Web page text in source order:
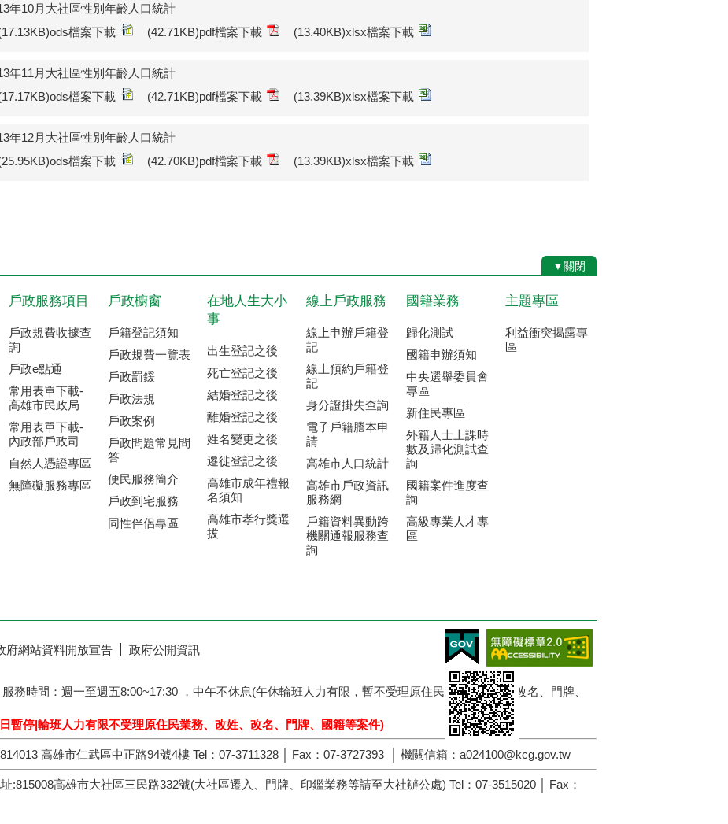
年10月大社區性別年齡人口統計
檔案下載
(42.71KB)pdf檔案下載 (13.40KB)xlsx檔案下載
年11月大社區性別年齡人口統計
檔案下載
(42.71KB)pdf檔案下載 (13.39KB)xlsx檔案下載
年12月大社區性別年齡人口統計
檔案下載
(42.70KB)pdf檔案下載 (13.39KB)xlsx檔案下載
▼關閉
戶政服務項目
戶政規費收據查
詢
戶政e點通
常用表單下載-
高雄市民政局
常用表單下載-
內政部戶政司
自然人憑證專區
無障礙服務專區
戶政櫥窗
戶籍登記須知
戶政規費一覽表
戶政罰鍰
戶政法規
戶政案例
戶政問題常見問
答
便民服務簡介
戶政到宅服務
同性伴侶專區
在地人生大小
事
出生登記之後
死亡登記之後
結婚登記之後
離婚登記之後
姓名變更之後
遷徙登記之後
高雄市成年禮報
名須知
高雄市孝行獎選
拔
線上戶政服務
線上申辦戶籍登
記
線上預約戶籍登
記
身分證掛失查詢
電子戶籍謄本申
請
高雄市人口統計
高雄市戶政資訊
服務網
戶籍資料異動跨
機關通報服務查
詢
國籍業務
歸化測試
國籍申辦須知
中央選舉委員會
專區
新住民專區
外籍人士上課時
數及歸化測試查
詢
國籍案件進度查
詢
高級專業人才專
區
主題專區
利益衝突揭露專
區
府網站資料開放宣告
政府公開資訊
務時間：週一至週五8:00~17:30 ，中午不休息(午休輪班人力有限，暫不受理原住民業務、改姓、改名、門牌、
暫停|輪班人力有限不受理原住民業務、改姓、改名、門牌、國籍等案件)
高雄市仁武區中正路94號4樓 Tel：07-3711328 │ Fax：07-3727393 │ 機關信箱：a024100@kcg.gov.tw
:815008高雄市大社區三民路332號(大社區遷入、門牌、印鑑業務等請至大社辦公處) Tel：07-3515020 │ Fax：